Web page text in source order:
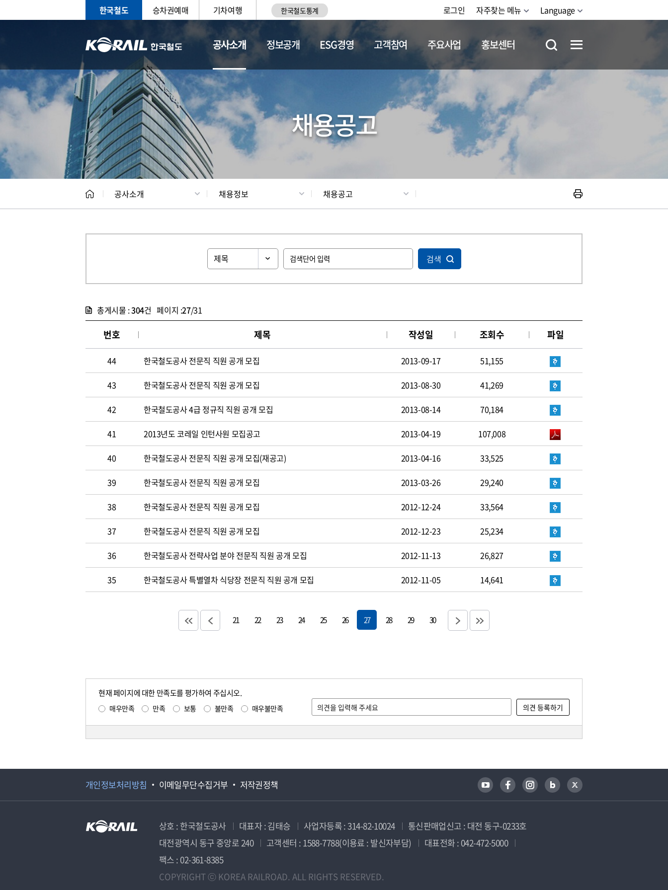
한국철도 승차권예매 기차여행 한국철도통계 로그인 자주찾는 메뉴 Language
공사소개
CEO 일반현황 채용정보
정보공개 ESG경영 고객참여 주요사업 홍보센터
채용공고
공사소개 채용정보 채용공고
검색
총게시물 :304건 페이지 :27/31
번호 제목 작성일 조회수 파일
44 한국철도공사 전문직 직원 공개 모집 2013-09-17 51,155
43 한국철도공사 전문직 직원 공개 모집 2013-08-30 41,269
42 한국철도공사 4급 정규직 직원 공개 모집 2013-08-14 70,184
41 2013년도 코레일 인턴사원 모집공고 2013-04-19 107,008
40 한국철도공사 전문직 직원 공개 모집(재공고) 2013-04-16 33,525
39 한국철도공사 전문직 직원 공개 모집 2013-03-26 29,240
38 한국철도공사 전문직 직원 공개 모집 2012-12-24 33,564
37 한국철도공사 전문직 직원 공개 모집 2012-12-23 25,234
36 한국철도공사 전략사업 분야 전문직 직원 공개 모집 2012-11-13 26,827
35 한국철도공사 특별열차 식당장 전문직 직원 공개 모집 2012-11-05 14,641
21 22 23 24 25 26 27 28 29 30
현재 페이지에 대한 만족도를 평가하여 주십시오.
매우만족 만족 보통 불만족 매우불만족
개인정보처리방침 이메일무단수집거부 저작권정책
상호 : 한국철도공사 대표자 : 김태승 사업자등록 : 314-82-10024
통신판매업신고 : 대전 동구-0233호
대전광역시 동구 중앙로 240
고객센터 : 1588-7788(이용료 : 발신자부담)
대표전화 : 042-472-5000
팩스 : 02-361-8385
COPYRIGHT ⓒ KOREA RAILROAD. ALL RIGHTS RESERVED.